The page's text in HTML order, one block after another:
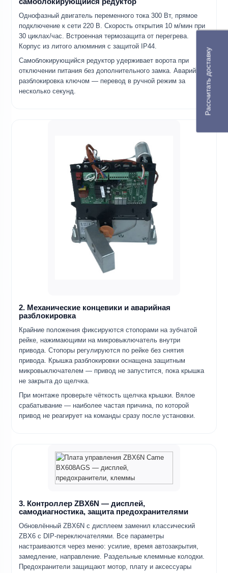
Однофазный двигатель переменного тока 300 Вт, прямое
подключение к сети 220 В. Скорость открытия 10 м/мин при
30 циклах/час. Встроенная термозащита от перегрева.
Корпус из литого алюминия с защитой IP44.
Самоблокирующийся редуктор удерживает ворота при
отключении питания без дополнительного замка. Аварийная
разблокировка ключом — перевод в ручной режим за
несколько секунд.
2. Механические концевики и аварийная
разблокировка
Крайние положения фиксируются стопорами на зубчатой
рейке, нажимающими на микровыключатель внутри
привода. Стопоры регулируются по рейке без снятия
привода. Крышка разблокировки оснащена защитным
микровыключателем — привод не запустится, пока крышка
не закрыта до щелчка.
При монтаже проверьте чёткость щелчка крышки. Вялое
срабатывание — наиболее частая причина, по которой
привод не реагирует на команды сразу после установки.
3. Контроллер ZBX6N — дисплей,
самодиагностика, защита предохранителями
Обновлённый ZBX6N с дисплеем заменил классический
ZBX6 с DIP-переключателями. Все параметры
настраиваются через меню: усилие, время автозакрытия,
замедление, направление. Раздельные клеммные колодки.
Предохранители защищают мотор, плату и аксессуары
Рассчитать доставку